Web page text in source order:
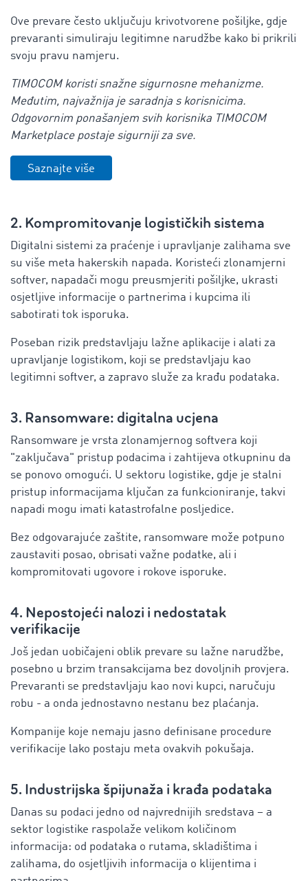
Ove prevare često uključuju krivotvorene pošiljke, gdje
prevaranti simuliraju legitimne narudžbe kako bi prikrili
svoju pravu namjeru.
TIMOCOM koristi snažne sigurnosne mehanizme.
Međutim, najvažnija je saradnja s korisnicima.
Odgovornim ponašanjem svih korisnika TIMOCOM
Marketplace postaje sigurniji za sve.
Saznajte više
2. Kompromitovanje logističkih sistema
Digitalni sistemi za praćenje i upravljanje zalihama sve
su više meta hakerskih napada. Koristeći zlonamjerni
softver, napadači mogu preusmjeriti pošiljke, ukrasti
osjetljive informacije o partnerima i kupcima ili
sabotirati tok isporuka.
Poseban rizik predstavljaju lažne aplikacije i alati za
upravljanje logistikom, koji se predstavljaju kao
legitimni softver, a zapravo služe za krađu podataka.
3. Ransomware: digitalna ucjena
Ransomware je vrsta zlonamjernog softvera koji
"zaključava" pristup podacima i zahtijeva otkupninu da
se ponovo omogući. U sektoru logistike, gdje je stalni
pristup informacijama ključan za funkcioniranje, takvi
napadi mogu imati katastrofalne posljedice.
Bez odgovarajuće zaštite, ransomware može potpuno
zaustaviti posao, obrisati važne podatke, ali i
kompromitovati ugovore i rokove isporuke.
4. Nepostojeći nalozi i nedostatak
verifikacije
Još jedan uobičajeni oblik prevare su lažne narudžbe,
posebno u brzim transakcijama bez dovoljnih provjera.
Prevaranti se predstavljaju kao novi kupci, naručuju
robu - a onda jednostavno nestanu bez plaćanja.
Kompanije koje nemaju jasno definisane procedure
verifikacije lako postaju meta ovakvih pokušaja.
5. Industrijska špijunaža i krađa podataka
Danas su podaci jedno od najvrednijih sredstava – a
sektor logistike raspolaže velikom količinom
informacija: od podataka o rutama, skladištima i
zalihama, do osjetljivih informacija o klijentima i